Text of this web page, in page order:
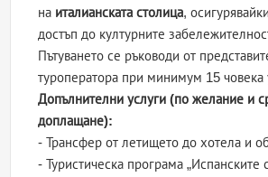
на италианската столица,
достъп до културните
Пътуването се ръководи от
туроператора при минимум 15 човека
Допълнителни услуги (по желание и
доплащане):
- Трансфер от летището до хотела и
- Туристическа програма „Испанските